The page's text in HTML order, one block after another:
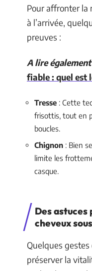
Pour affronter la
à l’arrivée,
preuves :
A lire
fiable : quel est
Tresse : Cette
frisottis, tout en
boucles.
Chignon : Bien
limite les
casque.
Des astuces
cheveux
Quelques
préserver la